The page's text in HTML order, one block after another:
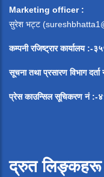
Marketing officer :
सुरेश भट्ट (
कम्पनी रजिष्ट्रार कार्यालय
सूचना तथा प्रसारण विभाग दर्ता
प्रेस काउन्सिल सूचिकरण नं:-
द्रुत लिङ्कहरू